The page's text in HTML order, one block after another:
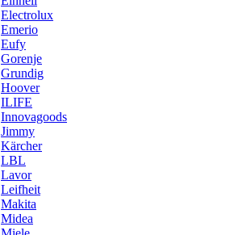
Electrolux
Emerio
Eufy
Gorenje
Grundig
Hoover
ILIFE
Innovagoods
Jimmy
Kärcher
LBL
Lavor
Leifheit
Makita
Midea